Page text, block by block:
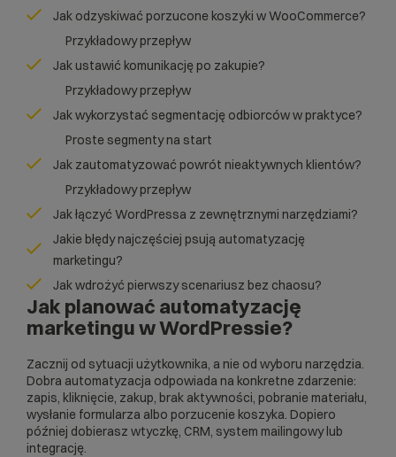
Jak odzyskiwać porzucone koszyki w WooCommerce?
Przykładowy przepływ
Jak ustawić komunikację po zakupie?
Przykładowy przepływ
Jak wykorzystać segmentację odbiorców w praktyce?
Proste segmenty na start
Jak zautomatyzować powrót nieaktywnych klientów?
Przykładowy przepływ
Jak łączyć WordPressa z zewnętrznymi narzędziami?
Jakie błędy najczęściej psują automatyzację
marketingu?
Jak wdrożyć pierwszy scenariusz bez chaosu?
Jak planować automatyzację
marketingu w WordPressie?
Zacznij od sytuacji użytkownika, a nie od wyboru narzędzia.
Dobra automatyzacja odpowiada na konkretne zdarzenie:
zapis, kliknięcie, zakup, brak aktywności, pobranie materiału,
wysłanie formularza albo porzucenie koszyka. Dopiero
później dobierasz wtyczkę, CRM, system mailingowy lub
integrację.